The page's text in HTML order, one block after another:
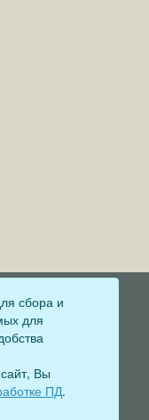
прокуратуры
контроль
безопасности
закупки
комфортной
среды
сбора и
для
Вы
ПД.